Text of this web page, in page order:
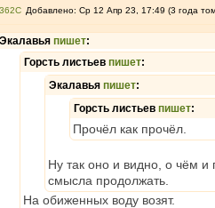
Добавлено: Ср 12 Апр 23, 17:49 (3 года
Экалавья пишет:
Горсть листьев пишет:
Экалавья пишет:
Горсть листьев пишет:
Прочёл как прочёл.
Ну так оно и видно, о чём и
смысла продолжать.
На обиженных воду возят.